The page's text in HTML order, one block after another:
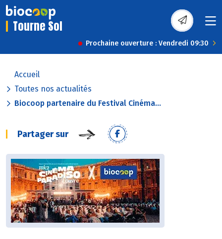
Tourne Sol
Prochaine ouverture : Vendredi 09:30
Accueil
Toutes nos actualités
Biocoop partenaire du Festival Cinéma...
Partager sur